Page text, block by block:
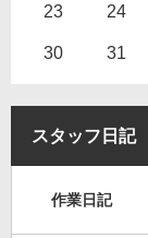
23 24
30 31
スタッフ日記
作業日記